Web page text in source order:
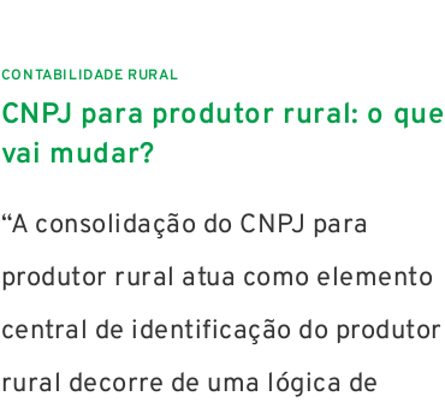
CONTABILIDADE RURAL
CNPJ para produtor rural: o que
vai mudar?
“A consolidação do CNPJ para
produtor rural atua como elemento
central de identificação do produtor
rural decorre de uma lógica de